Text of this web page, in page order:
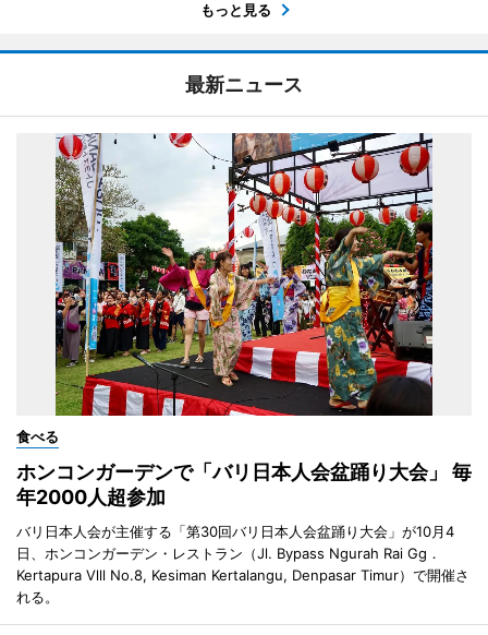
もっと見る
最新ニュース
食べる
ホンコンガーデンで「バリ日本人会盆踊り大会」 毎
年2000人超参加
バリ日本人会が主催する「第30回バリ日本人会盆踊り大会」が10月4
日、ホンコンガーデン・レストラン（Jl. Bypass Ngurah Rai Gg．
Kertapura Vlll No.8, Kesiman Kertalangu, Denpasar Timur）で開催さ
れる。